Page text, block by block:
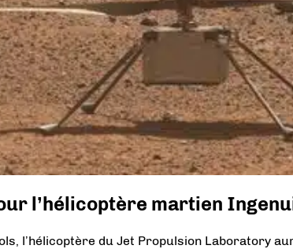
l’hélicoptère martien
l’hélicoptère du Jet Propulsion Laboratory